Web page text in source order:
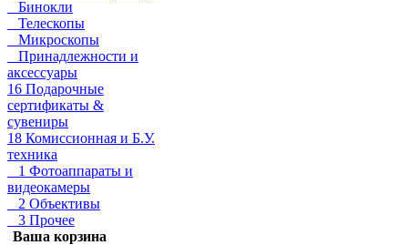
Бинокли
Телескопы
Микроскопы
Принадлежности и
аксессуары
16 Подарочные
сертификаты &
сувениры
18 Комиссионная и Б.У.
техника
1 Фотоаппараты и
видеокамеры
2 Объективы
3 Прочее
Ваша корзина